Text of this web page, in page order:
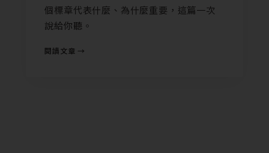
個標章代表什麼、為什麼重要，這篇一次
說給你聽。
閱讀文章 →